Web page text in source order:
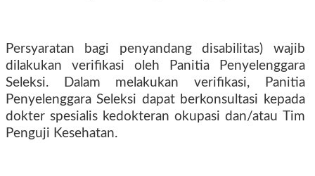
Persyaratan bagi penyandang disabilitas) wajib
dilakukan verifikasi oleh Panitia Penyelenggara
Seleksi. Dalam melakukan verifikasi, Panitia
Penyelenggara Seleksi dapat berkonsultasi kepada
dokter spesialis kedokteran okupasi dan/atau Tim
Penguji Kesehatan.